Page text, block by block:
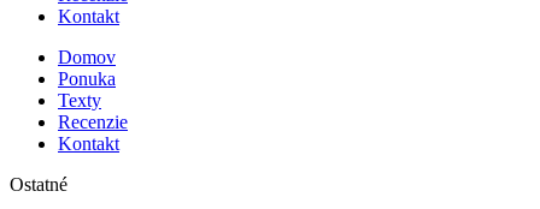
Kontakt
Domov
Ponuka
Texty
Recenzie
Kontakt
Ostatné